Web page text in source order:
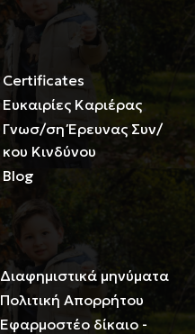
Certificates
Ευκαιρίες Καριέρας
Γνωσ/ση Έρευνας Συν/
κου Κινδύνου
Blog
Περιορισμοί ευθύνης
Διαφημιστικά μηνύματα
Πολιτική Απορρήτου
Εφαρμοστέο δίκαιο -